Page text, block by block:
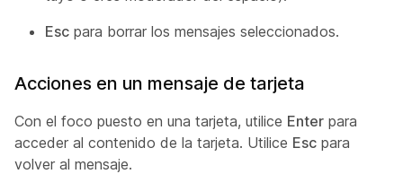
Esc para borrar los mensajes seleccionados.
Acciones en un mensaje de tarjeta
Con el foco puesto en una tarjeta, utilice Enter para
acceder al contenido de la tarjeta. Utilice Esc para
volver al mensaje.